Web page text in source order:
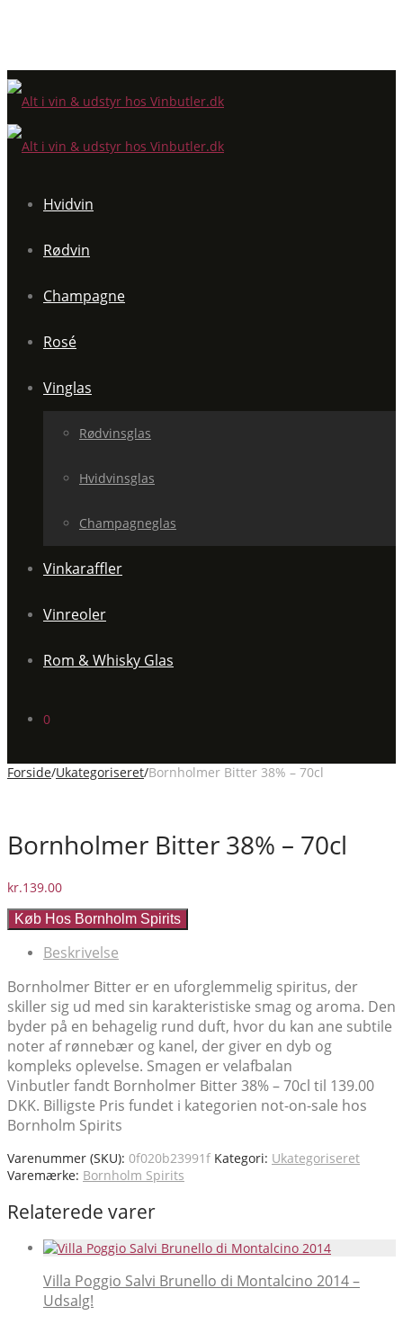
Hvidvin
Rødvin
Champagne
Rosé
Vinglas
Rødvinsglas
Hvidvinsglas
Champagneglas
Vinkaraffler
Vinreoler
Rom & Whisky Glas
0
Forside/Ukategoriseret/Bornholmer Bitter 38% – 70cl
Bornholmer Bitter 38% – 70cl
kr.139.00
Køb Hos Bornholm Spirits
Beskrivelse
Bornholmer Bitter er en uforglemmelig spiritus, der
skiller sig ud med sin karakteristiske smag og aroma. Den
byder på en behagelig rund duft, hvor du kan ane subtile
noter af rønnebær og kanel, der giver en dyb og
kompleks oplevelse. Smagen er velafbalan
Vinbutler fandt Bornholmer Bitter 38% – 70cl til 139.00
DKK. Billigste Pris fundet i kategorien not-on-sale hos
Bornholm Spirits
Varenummer (SKU): 0f020b23991f Kategori: Ukategoriseret
Varemærke: Bornholm Spirits
Relaterede varer
Villa Poggio Salvi Brunello di Montalcino 2014 –
Udsalg!